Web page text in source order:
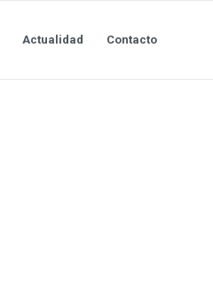
Actualidad Contacto